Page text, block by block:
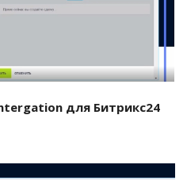
для Битрикс24